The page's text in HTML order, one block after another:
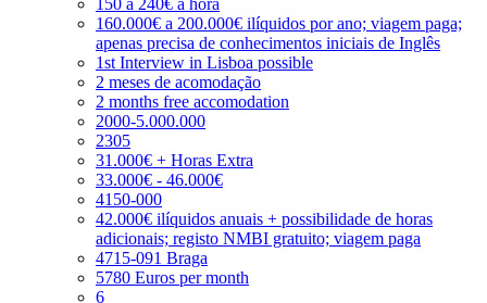
160.000€ a 200.000€ ilíquidos por ano; viagem paga;
apenas precisa de conhecimentos iniciais de Inglês
1st Interview in Lisboa possible
2 meses de acomodação
2 months free accomodation
2000-5.000.000
2305
31.000€ + Horas Extra
33.000€ - 46.000€
4150-000
42.000€ ilíquidos anuais + possibilidade de horas
adicionais; registo NMBI gratuito; viagem paga
4715-091 Braga
5780 Euros per month
6